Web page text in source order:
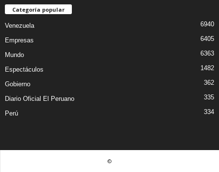
Categoría popular
Venezuela 6940
Empresas 6405
Mundo 6363
Espectáculos 1482
Gobierno 362
Diario Oficial El Peruano 335
Perú 334
©